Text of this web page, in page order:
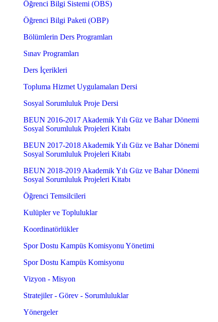
Öğrenci Bilgi Sistemi (OBS)
Öğrenci Bilgi Paketi (OBP)
Bölümlerin Ders Programları
Sınav Programları
Ders İçerikleri
Topluma Hizmet Uygulamaları Dersi
Sosyal Sorumluluk Proje Dersi
BEUN 2016-2017 Akademik Yılı Güz ve Bahar Dönemi
Sosyal Sorumluluk Projeleri Kitabı
BEUN 2017-2018 Akademik Yılı Güz ve Bahar Dönemi
Sosyal Sorumluluk Projeleri Kitabı
BEUN 2018-2019 Akademik Yılı Güz ve Bahar Dönemi
Sosyal Sorumluluk Projeleri Kitabı
Öğrenci Temsilcileri
Kulüpler ve Topluluklar
Koordinatörlükler
Spor Dostu Kampüs Komisyonu Yönetimi
Spor Dostu Kampüs Komisyonu
Vizyon - Misyon
Stratejiler - Görev - Sorumluluklar
Yönergeler